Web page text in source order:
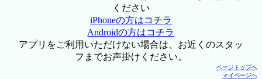
ください
iPhoneの方はコチラ
Androidの方はコチラ
アプリをご利用いただけない場合は、お近くのスタッ
フまでお声掛けください。
ページトップへ
マイページへ